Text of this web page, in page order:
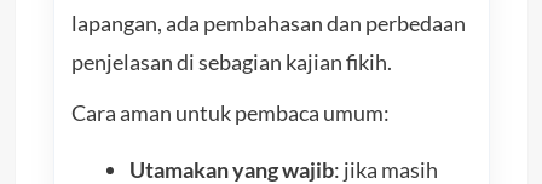
lapangan, ada pembahasan dan perbedaan
penjelasan di sebagian kajian fikih.
Cara aman untuk pembaca umum:
Utamakan yang wajib: jika masih